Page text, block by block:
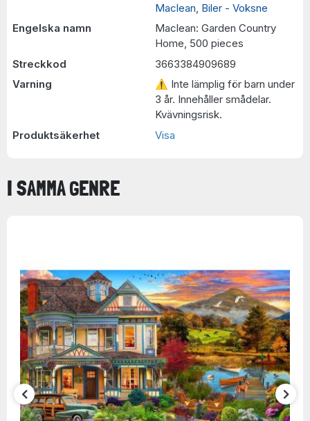
Maclean Biler - Voksne
Engelska namn
Maclean: Garden Country
Home, 500 pieces
Streckkod
3663384909689
Varning
⚠ Inte lämplig för barn under
3 år. Innehåller smådelar.
Kvävningsrisk.
Produktsäkerhet
Visa
I SAMMA GENRE